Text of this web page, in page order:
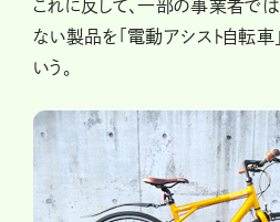
これに反して、一部の事業者では
ない製品を「電動アシスト自転車
いう。